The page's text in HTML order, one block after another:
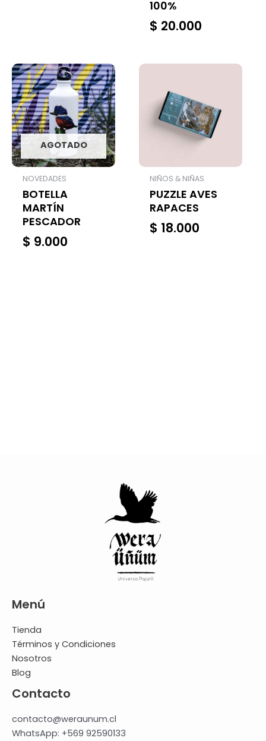
100%
$ 20.000
AGOTADO
NOVEDADES
BOTELLA
MARTÍN
PESCADOR
$ 9.000
NIÑOS & NIÑAS
PUZZLE AVES
RAPACES
$ 18.000
Menú
Tienda
Términos y Condiciones
Nosotros
Blog
Contacto
contacto@weraunum.cl
WhatsApp: +569 92590133